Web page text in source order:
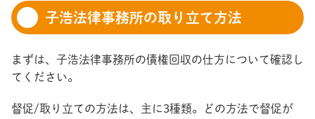
子浩法律事務所の取り立て方法
まずは、子浩法律事務所の債権回収の仕方について確認し
てください。
督促/取り立ての方法は、主に3種類。どの方法で督促が